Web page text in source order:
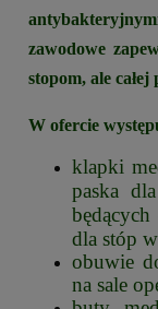
zawodowe
stopom, ale
W ofercie
klapki
paska
dla stóp
obuwie
na sale